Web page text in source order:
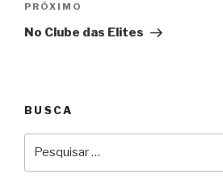
Próximo
PRÓXIMO
No Clube das Elites
BUSCA